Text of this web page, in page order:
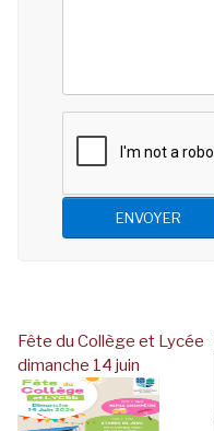
ENVOYER
Fête du Collège et Lycée
dimanche 14 juin